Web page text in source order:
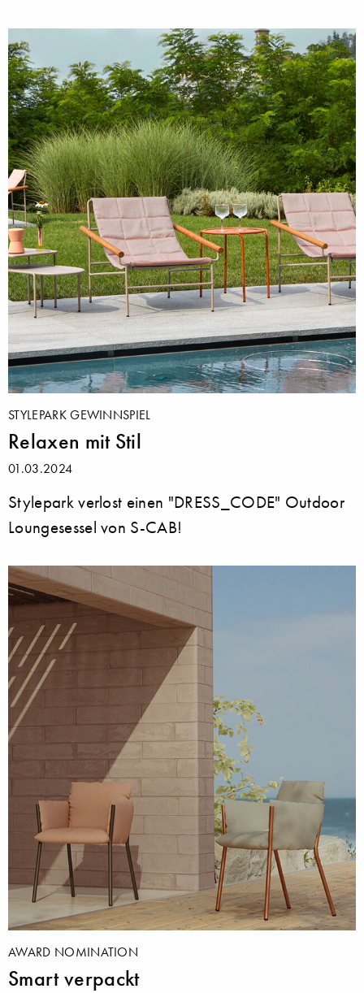
STYLEPARK GEWINNSPIEL
Relaxen mit Stil
01.03.2024
Stylepark verlost einen "DRESS_CODE" Outdoor
Loungesessel von S-CAB!
AWARD NOMINATION
Smart verpackt